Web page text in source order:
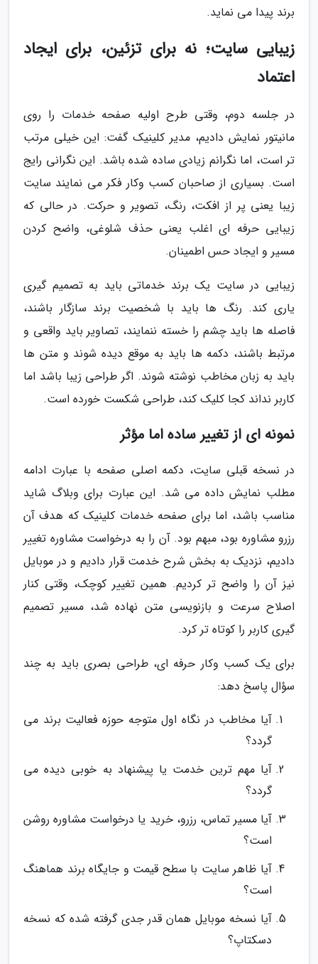
برند پیدا می نماید.
زیبایی سایت؛ نه برای تزئین، برای ایجاد
اعتماد
در جلسه دوم، وقتی طرح اولیه صفحه خدمات را روی
مانیتور نمایش دادیم، مدیر کلینیک گفت: این خیلی مرتب
تر است، اما نگرانم زیادی ساده شده باشد. این نگرانی رایج
است. بسیاری از صاحبان کسب وکار فکر می نمایند سایت
زیبا یعنی پر از افکت، رنگ، تصویر و حرکت. در حالی که
زیبایی حرفه ای اغلب یعنی حذف شلوغی، واضح کردن
مسیر و ایجاد حس اطمینان.
زیبایی در سایت یک برند خدماتی باید به تصمیم گیری
یاری کند. رنگ ها باید با شخصیت برند سازگار باشند،
فاصله ها باید چشم را خسته ننمایند، تصاویر باید واقعی و
مرتبط باشند، دکمه ها باید به موقع دیده شوند و متن ها
باید به زبان مخاطب نوشته شوند. اگر طراحی زیبا باشد اما
کاربر نداند کجا کلیک کند، طراحی شکست خورده است.
نمونه ای از تغییر ساده اما مؤثر
در نسخه قبلی سایت، دکمه اصلی صفحه با عبارت ادامه
مطلب نمایش داده می شد. این عبارت برای وبلاگ شاید
مناسب باشد، اما برای صفحه خدمات کلینیک که هدف آن
رزرو مشاوره بود، مبهم بود. آن را به درخواست مشاوره تغییر
دادیم، نزدیک به بخش شرح خدمت قرار دادیم و در موبایل
نیز آن را واضح تر کردیم. همین تغییر کوچک، وقتی کنار
اصلاح سرعت و بازنویسی متن نهاده شد، مسیر تصمیم
گیری کاربر را کوتاه تر کرد.
برای یک کسب وکار حرفه ای، طراحی بصری باید به چند
سؤال پاسخ دهد:
آیا مخاطب در نگاه اول متوجه حوزه فعالیت برند می
گردد؟
آیا مهم ترین خدمت یا پیشنهاد به خوبی دیده می
گردد؟
آیا مسیر تماس، رزرو، خرید یا درخواست مشاوره روشن
است؟
آیا ظاهر سایت با سطح قیمت و جایگاه برند هماهنگ
است؟
آیا نسخه موبایل همان قدر جدی گرفته شده که نسخه
دسکتاپ؟